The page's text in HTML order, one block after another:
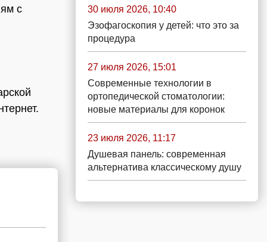
с
30 июля 2026, 10:40
Эзофагоскопия у детей: что это за
процедура
27 июля 2026, 15:01
Современные технологии в
ортопедической стоматологии:
новые материалы для коронок
23 июля 2026, 11:17
Душевая панель: современная
альтернатива классическому душу